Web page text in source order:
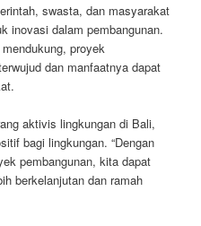
swasta, dan masyarakat
inovasi dalam pembangunan.
proyek
dan manfaatnya dapat
aktivis lingkungan di Bali,
bagi lingkungan. “Dengan
pembangunan, kita dapat
berkelanjutan dan ramah